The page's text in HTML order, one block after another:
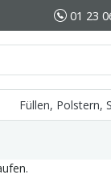
01 23
Füllen, Polstern,